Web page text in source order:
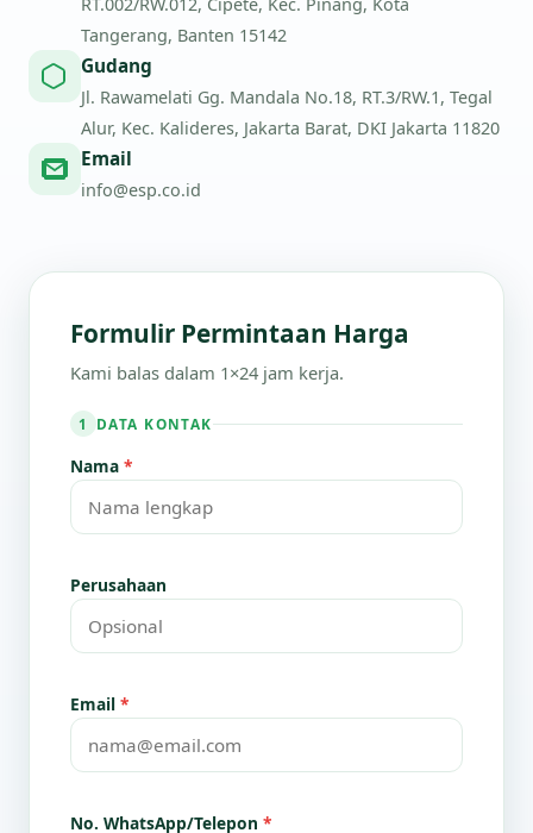
Tangerang, Banten 15142
Gudang
Jl. Rawamelati Gg. Mandala No.18, RT.3/RW.1, Tegal
Alur, Kec. Kalideres, Jakarta Barat, DKI Jakarta 11820
Email
info@esp.co.id
Formulir Permintaan Harga
Kami balas dalam 1×24 jam kerja.
1 DATA KONTAK
Nama *
Perusahaan
Email *
No. WhatsApp/Telepon *